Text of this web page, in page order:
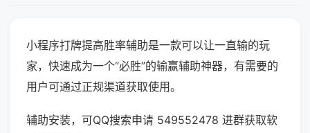
小程序打牌提高胜率辅助是一款可以让一直输的玩
家，快速成为一个“必胜”的输赢辅助神器，有需要的
用户可通过正规渠道获取使用。
辅助安装，可QQ搜索申请 549552478 进群获取软